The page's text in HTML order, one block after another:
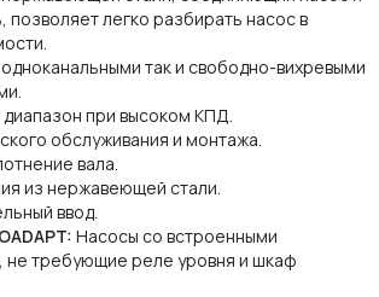
позволяет легко разбирать насос в
так и свободно-вихревыми
при высоком КПД.
обслуживания и монтажа.
вала.
из нержавеющей стали.
ввод.
Насосы со встроенными
не требующие реле уровня и шкаф